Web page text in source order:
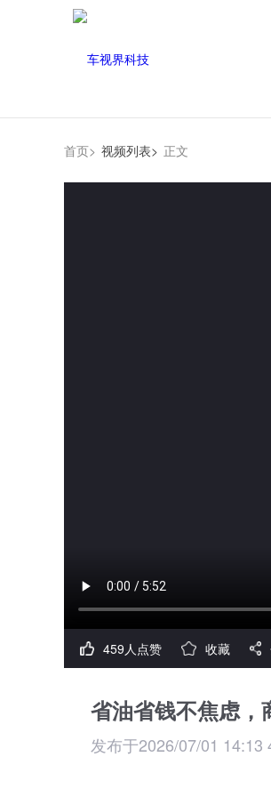
首页> 视频列表> 正文
459人点赞 收藏
省油省钱不焦虑，
发布于2026/07/01 14:13